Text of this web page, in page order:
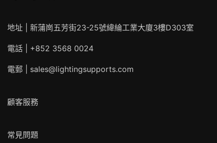
地址 | 新蒲崗五芳街23-25號緯綸工業大廈3樓D303室
電話 | +852 3568 0024
電郵 | sales@lightingsupports.com
顧客服務
常見問題